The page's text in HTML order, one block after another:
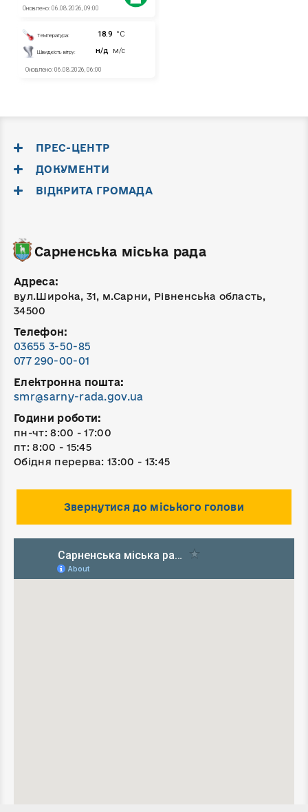
ПРЕС-ЦЕНТР
ДОКУМЕНТИ
ВІДКРИТА ГРОМАДА
Сарненська міська рада
Адреса:
вул.Широка, 31, м.Сарни, Рівненська область,
34500
Телефон:
03655 3-50-85
077 290-00-01
Електронна пошта:
smr@sarny-rada.gov.ua
Години роботи:
пн-чт: 8:00 - 17:00
пт: 8:00 - 15:45
Обідня перерва: 13:00 - 13:45
Звернутися до міського голови